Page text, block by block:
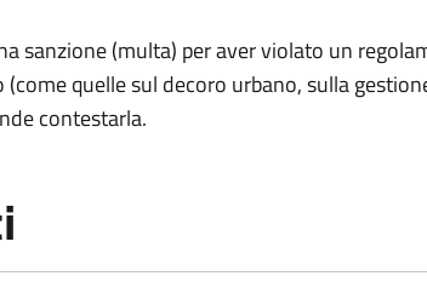
sanzione (multa) per aver violato un
quelle sul decoro urbano, sulla
contestarla.